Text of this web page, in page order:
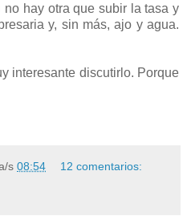
hay otra que subir la tasa y
y, sin más, ajo y agua.
interesante discutirlo. Porque
s 08:54 12 comentarios: